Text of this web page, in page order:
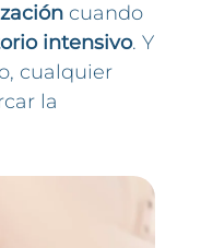
cuando
intensivo. Y
cualquier
la